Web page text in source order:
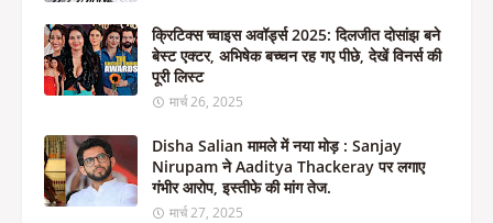
क्रिटिक्स च्वाइस अवॉर्ड्स 2025: दिलजीत दोसांझ बने
बेस्ट एक्टर, अभिषेक बच्चन रह गए पीछे, देखें विनर्स की
पूरी लिस्ट
मार्च 26, 2025
Disha Salian मामले में नया मोड़ : Sanjay
Nirupam ने Aaditya Thackeray पर लगाए
गंभीर आरोप, इस्तीफे की मांग तेज.
मार्च 27, 2025